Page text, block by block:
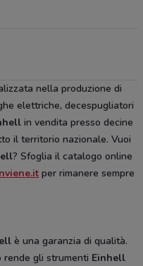
nella produzione di
elettriche, decespugliatori
in vendita presso decine
il territorio nazionale. Vuoi
? Sfoglia il catalogo online
per rimanere sempre
è una garanzia di qualità.
rende gli strumenti Einhell